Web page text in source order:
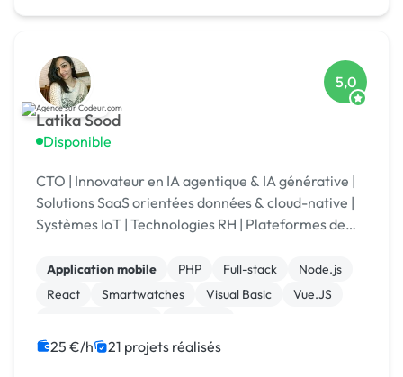
Latika Sood
Disponible
5,0
CTO | Innovateur en IA agentique & IA générative |
Solutions SaaS orientées données & cloud-native |
Systèmes IoT | Technologies RH | Plateformes de
Application mobile PHP Full-stack
Node.js
React
Smartwatches Visual Basic
Vue.JS
25 €/h 21 projets réalisés